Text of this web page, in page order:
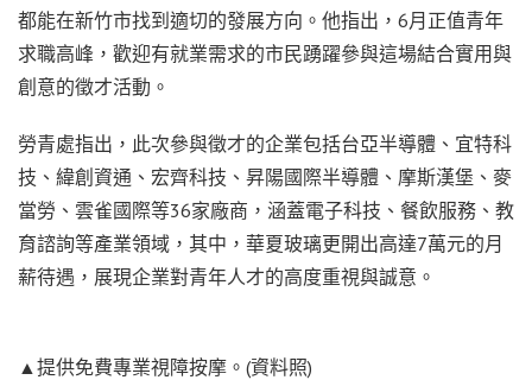
都能在新竹市找到適切的發展方向。他指出，6月正值青年
求職高峰，歡迎有就業需求的市民踴躍參與這場結合實用與
創意的徵才活動。
勞青處指出，此次參與徵才的企業包括台亞半導體、宜特科
技、緯創資通、宏齊科技、昇陽國際半導體、摩斯漢堡、麥
當勞、雲雀國際等36家廠商，涵蓋電子科技、餐飲服務、教
育諮詢等產業領域，其中，華夏玻璃更開出高達7萬元的月
薪待遇，展現企業對青年人才的高度重視與誠意。
▲提供免費專業視障按摩。(資料照)